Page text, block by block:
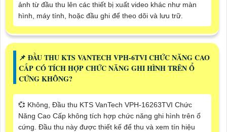
ảnh từ đầu thu lên các thiết bị xuất video khác như màn
hình, máy tính, hoặc đầu ghi để theo dõi và lưu trữ.
📌 ĐẦU THU KTS VANTECH VPH-6TVI CHỨC NĂNG CAO
CẤP CÓ TÍCH HỢP CHỨC NĂNG GHI HÌNH TRÊN Ổ
CỨNG KHÔNG?
💞 Không, Đầu thu KTS VanTech VPH-16263TVI Chức
Năng Cao Cấp không tích hợp chức năng ghi hình trên ổ
cứng. Đầu thu này được thiết kế để thu và xem tín hiệu